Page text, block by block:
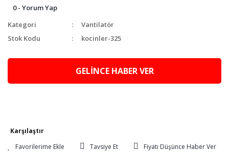
0 - Yorum Yap
Kategori
Vantilatör
Stok Kodu
kocinler-325
GELİNCE HABER VER
Karşılaştır
Tavsiye Et
Fiyatı Düşünce Haber Ver